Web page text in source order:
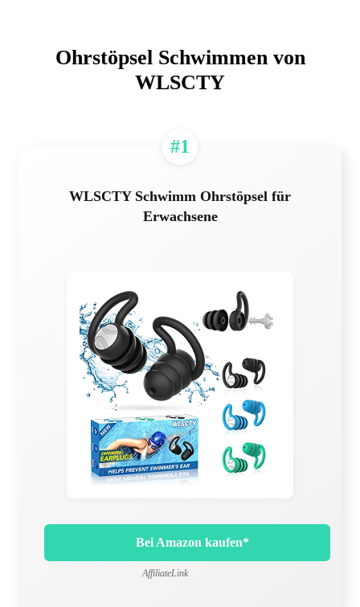
Ohrstöpsel Schwimmen von
WLSCTY
#1
WLSCTY Schwimm Ohrstöpsel für
Erwachsene
Bei Amazon kaufen*
AffiliateLink